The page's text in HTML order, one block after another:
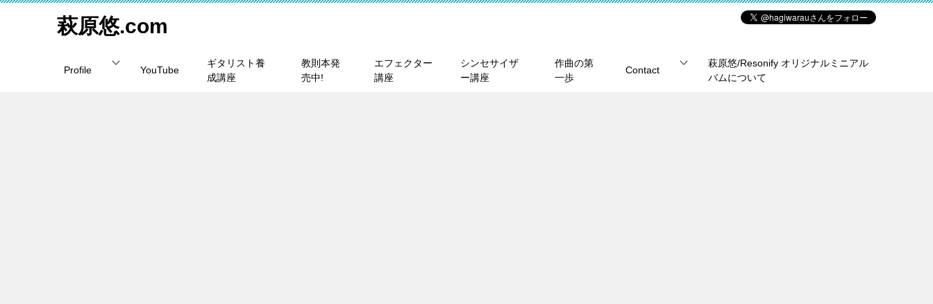
萩原悠.com
Profile YouTube
ギタリスト養
成講座
教則本発
売中!
エフェクター
講座
シンセサイザ
ー講座
作曲の第
一歩
Contact
萩原悠/Resonify オリジナルミニアル
バムについて